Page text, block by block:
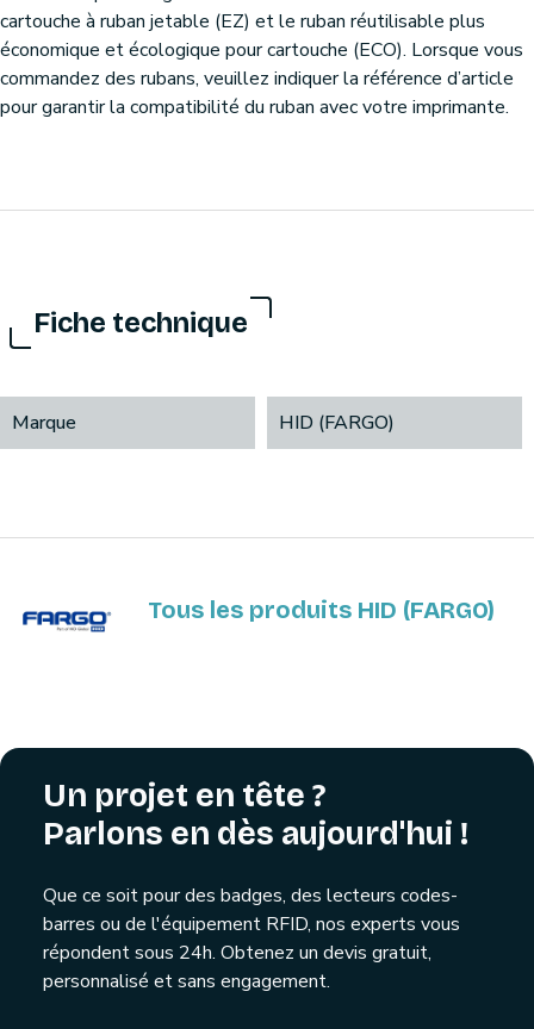
cartouche à ruban jetable (EZ) et le ruban réutilisable plus
économique et écologique pour cartouche (ECO). Lorsque vous
commandez des rubans, veuillez indiquer la référence d’article
pour garantir la compatibilité du ruban avec votre imprimante.
Fiche technique
Marque HID (FARGO)
Tous les produits HID (FARGO)
Un projet en tête ?
Parlons en dès aujourd'hui !
Que ce soit pour des badges, des lecteurs codes-
barres ou de l'équipement RFID, nos experts vous
répondent sous 24h. Obtenez un devis gratuit,
personnalisé et sans engagement.